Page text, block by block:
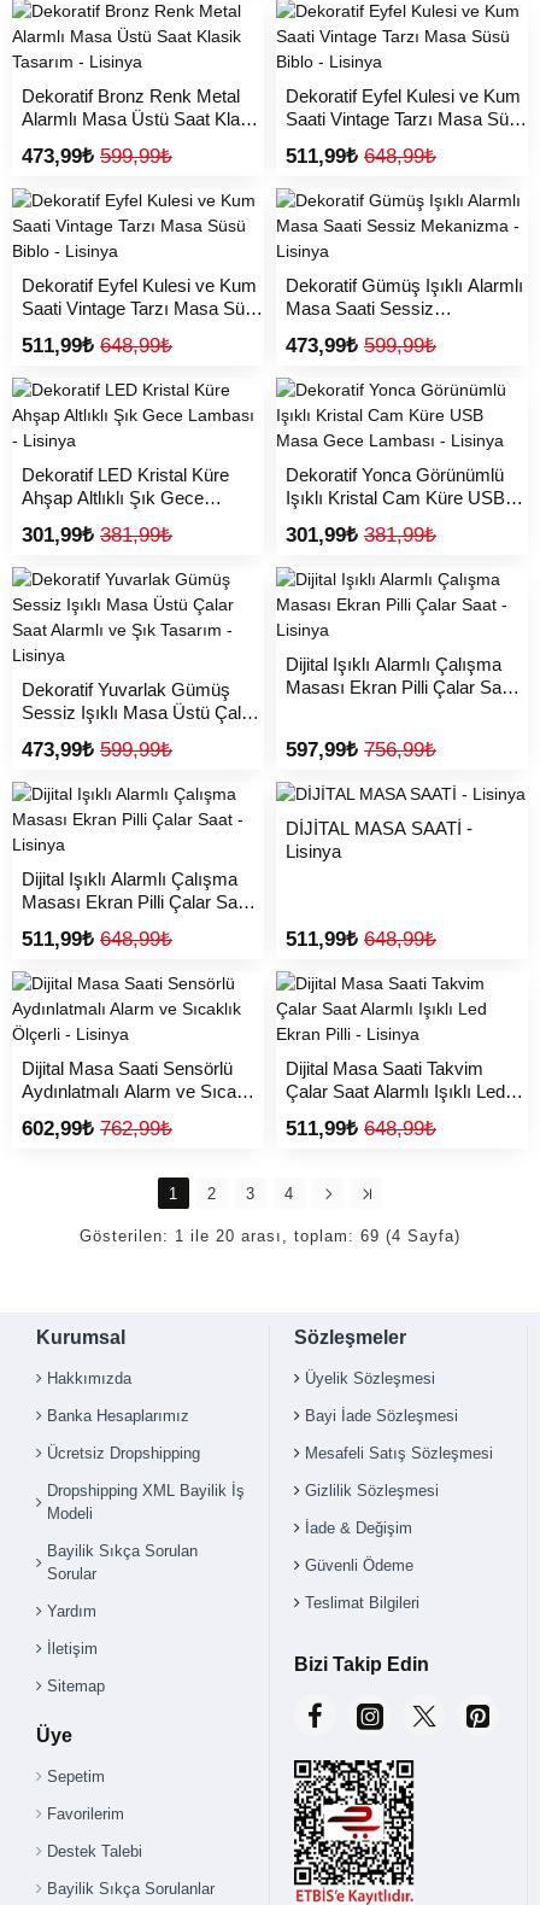
Dekoratif Bronz Renk Metal
Alarmlı Masa Üstü Saat Klasik
473,99₺ 599,99₺
Dekoratif Eyfel Kulesi ve Kum
Saati Vintage Tarzı Masa Süsü
511,99₺ 648,99₺
Dekoratif Eyfel Kulesi ve Kum
Saati Vintage Tarzı Masa Süsü
511,99₺ 648,99₺
Dekoratif Gümüş Işıklı Alarmlı
Masa Saati Sessiz
473,99₺ 599,99₺
Dekoratif LED Kristal Küre
Ahşap Altlıklı Şık Gece
301,99₺ 381,99₺
Dekoratif Yonca Görünümlü
Işıklı Kristal Cam Küre USB
301,99₺ 381,99₺
Dekoratif Yuvarlak Gümüş
Sessiz Işıklı Masa Üstü Çalar
Lisinya
473,99₺ 599,99₺
Dijital Işıklı Alarmlı Çalışma
Masası Ekran Pilli Çalar Saat -
597,99₺ 756,99₺
Dijital Işıklı Alarmlı Çalışma
Masası Ekran Pilli Çalar Saat -
511,99₺ 648,99₺
DİJİTAL MASA SAATİ -
Lisinya
511,99₺ 648,99₺
Dijital Masa Saati Sensörlü
Aydınlatmalı Alarm ve Sıcaklık
602,99₺ 762,99₺
Dijital Masa Saati Takvim
Çalar Saat Alarmlı Işıklı Led
511,99₺ 648,99₺
1 2 3 4
Gösterilen: 1 ile 20 arası, toplam: 69 (4 Sayfa)
Kurumsal
Hakkımızda
Banka Hesaplarımız
Ücretsiz Dropshipping
Dropshipping XML Bayilik İş
Modeli
Bayilik Sıkça Sorulan
Sorular
Yardım
İletişim
Sitemap
Üye
Sepetim
Favorilerim
Destek Talebi
Bayilik Sıkça Sorulanlar
Sözleşmeler
Üyelik Sözleşmesi
Bayi İade Sözleşmesi
Mesafeli Satış Sözleşmesi
Gizlilik Sözleşmesi
İade & Değişim
Güvenli Ödeme
Teslimat Bilgileri
Bizi Takip Edin